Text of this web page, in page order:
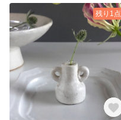
残り1点